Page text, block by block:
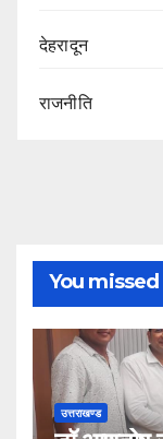
देहरादून
राजनीति
You missed
उत्तराखण्ड